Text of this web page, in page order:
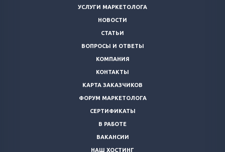
УСЛУГИ МАРКЕТОЛОГА
НОВОСТИ
СТАТЬИ
ВОПРОСЫ И ОТВЕТЫ
КОМПАНИЯ
КОНТАКТЫ
КАРТА ЗАКАЗЧИКОВ
ФОРУМ МАРКЕТОЛОГА
СЕРТИФИКАТЫ
В РАБОТЕ
ВАКАНСИИ
НАШ ХОСТИНГ